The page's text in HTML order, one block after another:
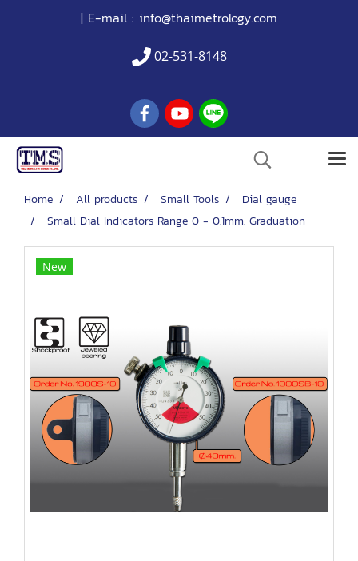
| E-mail : info@thaimetrology.com
02-531-8148
Home All products Small Tools
Dial gauge
Small Dial Indicators Range 0 - 0.1mm. Graduation
New